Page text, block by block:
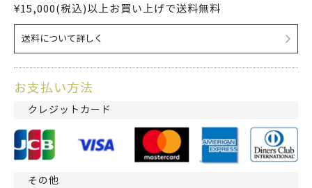
¥15,000(税込)以上お買い上げで送料無料
送料について詳しく
お支払い方法
クレジットカード
その他